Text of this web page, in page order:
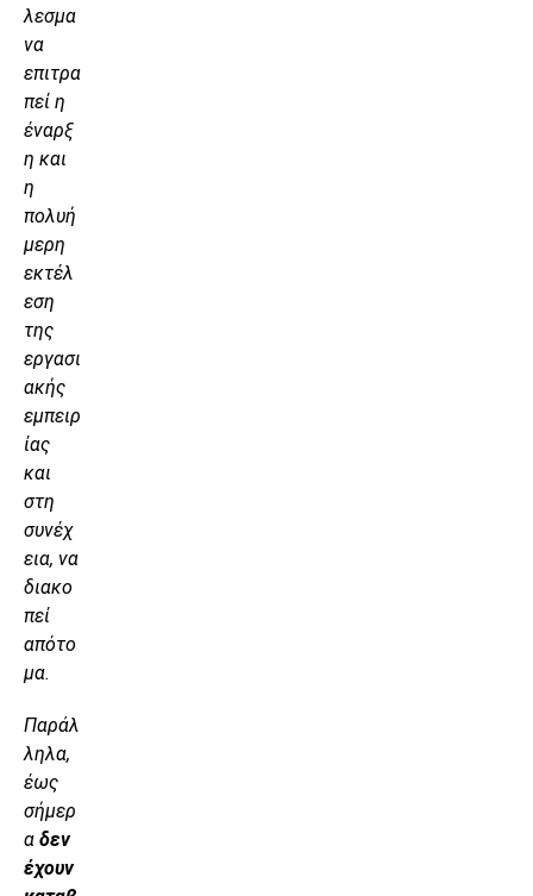
λεσμα
να
επιτρα
πεί η
έναρξ
η και
η
πολυή
μερη
εκτέλ
εση
της
εργασι
ακής
εμπειρ
ίας
και
στη
συνέχ
εια, να
διακο
πεί
απότο
μα.
Παράλ
ληλα,
έως
σήμερ
α δεν
έχουν